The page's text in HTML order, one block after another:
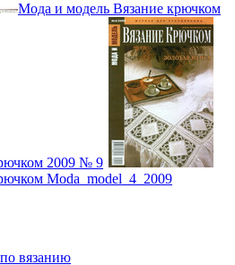
Мода и модель Вязание крючком
2009 № 9
Moda_model_4_2009
вязанию